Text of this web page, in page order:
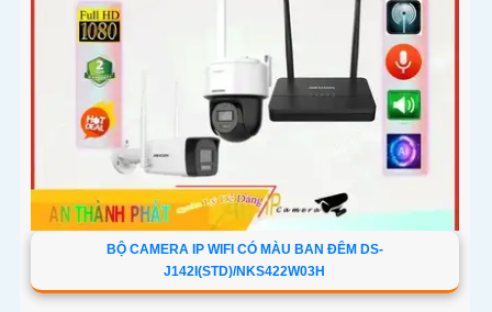
BỘ CAMERA IP WIFI CÓ MÀU BAN ĐÊM DS-
J142I(STD)/NKS422W03H